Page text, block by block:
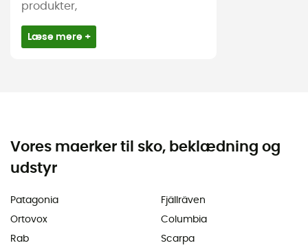
produkter,
Læse mere +
Vores maerker til sko, beklædning og
udstyr
Patagonia
Ortovox
Rab
Fjällräven
Columbia
Scarpa